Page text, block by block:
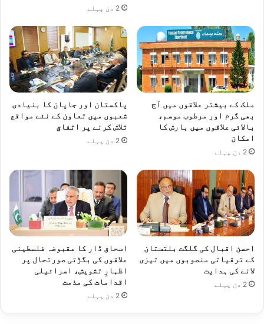
2 دن پہلے
ملک کے بیشتر علاقوں میں آج
بھی گرم اور مرطوب موسم،
بالائی علاقوں میں بارش کا
امکان
2 دن پہلے
پاکستان اور جاپان کا بنیادی
شعبوں میں تعاون کے نئے مواقع
تلاش کرنے پر اتفاق
2 دن پہلے
احسن اقبال کی گلگت بلتستان
کے ترقیاتی منصوبوں میں تیزی
لانے کی ہدایت
2 دن پہلے
اسحاق ڈار کا مقبوضہ فلسطینی
علاقوں کی بگڑتی صورتحال پر
اظہارِ تشویش، اسرائیلی
اقدامات کی مذمت
2 دن پہلے